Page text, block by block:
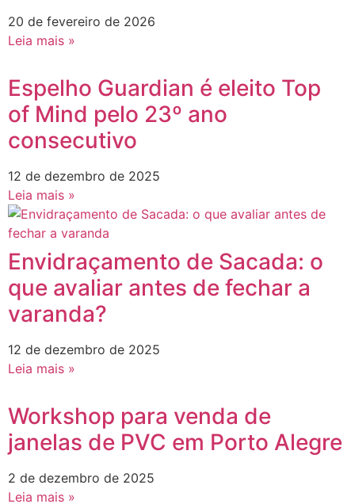
20 de fevereiro de 2026
Leia mais »
Espelho Guardian é eleito Top
of Mind pelo 23º ano
consecutivo
12 de dezembro de 2025
Leia mais »
Envidraçamento de Sacada: o
que avaliar antes de fechar a
varanda?
12 de dezembro de 2025
Leia mais »
Workshop para venda de
janelas de PVC em Porto Alegre
2 de dezembro de 2025
Leia mais »